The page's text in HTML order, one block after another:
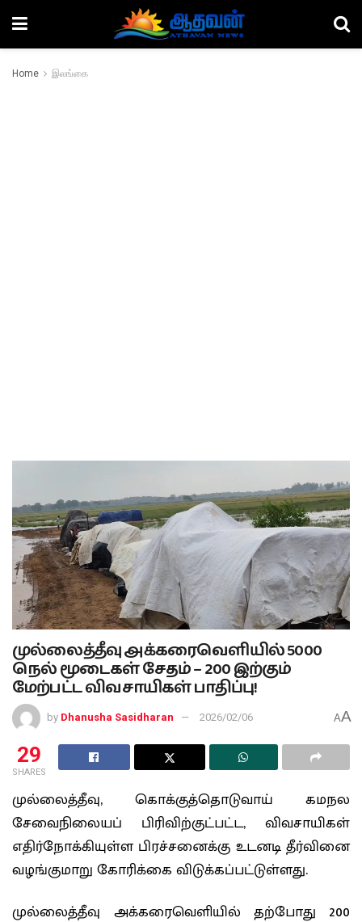
Home இலங்கை
முல்லைத்தீவு அக்கரைவெளியில் 5000
நெல் மூடைகள் சேதம் – 200 இற்கும்
மேற்பட்ட விவசாயிகள் பாதிப்பு!
by Dhanusha Sasidharan 2026/02/06 AA
29
SHARES
முல்லைத்தீவு, கொக்குத்தொடுவாய் கமநல
சேவைநிலையப் பிரிவிற்குட்பட்ட, விவசாயிகள்
எதிர்நோக்கியுள்ள பிரச்சனைக்கு உடனடி தீர்வினை
வழங்குமாறு கோரிக்கை விடுக்கப்பட்டுள்ளது.
முல்லைத்தீவு அக்கரைவெளியில் தற்போது 200